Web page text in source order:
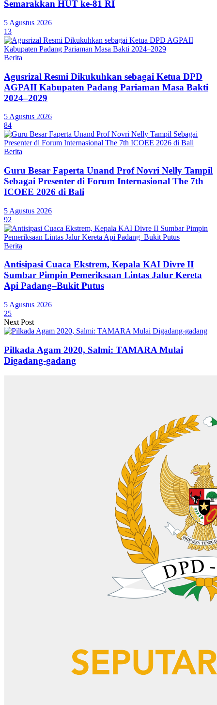
Semarakkan HUT ke-81 RI
5 Agustus 2026
13
Berita
Agusrizal Resmi Dikukuhkan sebagai Ketua DPD
AGPAII Kabupaten Padang Pariaman Masa Bakti
2024–2029
5 Agustus 2026
84
Berita
Guru Besar Faperta Unand Prof Novri Nelly Tampil
Sebagai Presenter di Forum Internasional The 7th
ICOEE 2026 di Bali
5 Agustus 2026
92
Berita
Antisipasi Cuaca Ekstrem, Kepala KAI Divre II
Sumbar Pimpin Pemeriksaan Lintas Jalur Kereta
Api Padang–Bukit Putus
5 Agustus 2026
25
Next Post
Pilkada Agam 2020, Salmi: TAMARA Mulai
Digadang-gadang